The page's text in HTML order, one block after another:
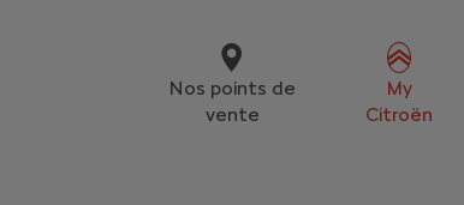
Nos points de
vente
My
Citroën